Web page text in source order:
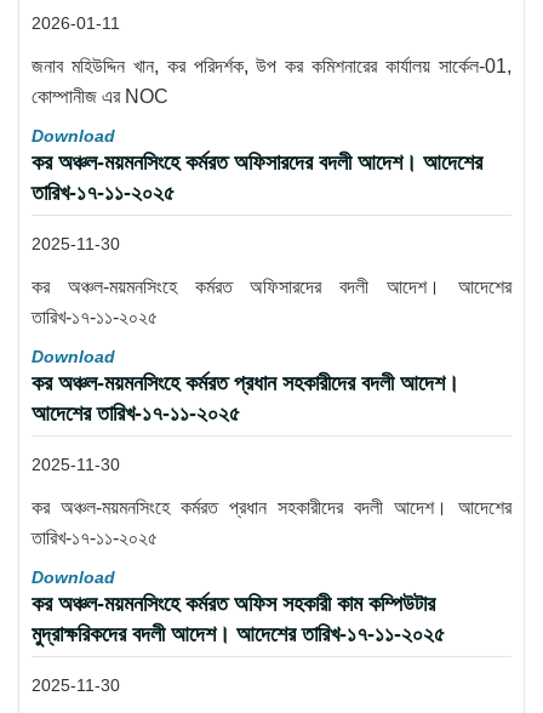
2026-01-11
জনাব মহিউদ্দিন খান, কর পরিদর্শক, উপ কর কমিশনারের কার্যালয় সার্কেল-01,
কোম্পানীজ এর NOC
Download
কর অঞ্চল-ময়মনসিংহে কর্মরত অফিসারদের বদলী আদেশ। আদেশের
তারিখ-১৭-১১-২০২৫
2025-11-30
কর অঞ্চল-ময়মনসিংহে কর্মরত অফিসারদের বদলী আদেশ। আদেশের
তারিখ-১৭-১১-২০২৫
Download
কর অঞ্চল-ময়মনসিংহে কর্মরত প্রধান সহকারীদের বদলী আদেশ।
আদেশের তারিখ-১৭-১১-২০২৫
2025-11-30
কর অঞ্চল-ময়মনসিংহে কর্মরত প্রধান সহকারীদের বদলী আদেশ। আদেশের
তারিখ-১৭-১১-২০২৫
Download
কর অঞ্চল-ময়মনসিংহে কর্মরত অফিস সহকারী কাম কম্পিউটার
মুদ্রাক্ষরিকদের বদলী আদেশ। আদেশের তারিখ-১৭-১১-২০২৫
2025-11-30